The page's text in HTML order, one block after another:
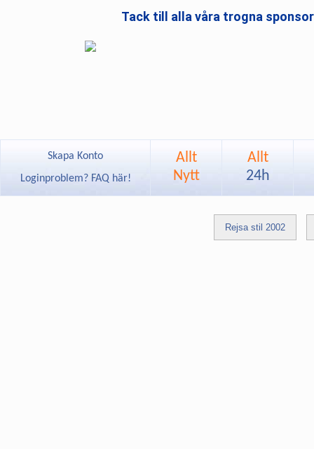
Tack till alla våra trogna
Skapa Konto
Loginproblem? FAQ här!
Allt
Nytt
Allt
24h
Rejsa stil 2002